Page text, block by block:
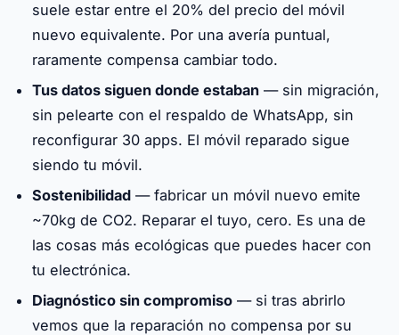
suele estar entre el 20% del precio del móvil
nuevo equivalente. Por una avería puntual,
raramente compensa cambiar todo.
Tus datos siguen donde estaban — sin migración,
sin pelearte con el respaldo de WhatsApp, sin
reconfigurar 30 apps. El móvil reparado sigue
siendo tu móvil.
Sostenibilidad — fabricar un móvil nuevo emite
~70kg de CO2. Reparar el tuyo, cero. Es una de
las cosas más ecológicas que puedes hacer con
tu electrónica.
Diagnóstico sin compromiso — si tras abrirlo
vemos que la reparación no compensa por su